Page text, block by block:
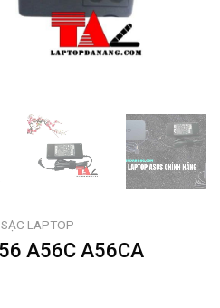
SẠC LAPTOP
A56C A56CA